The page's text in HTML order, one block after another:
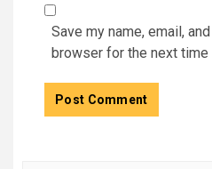
Save my name, email,
browser for the next time